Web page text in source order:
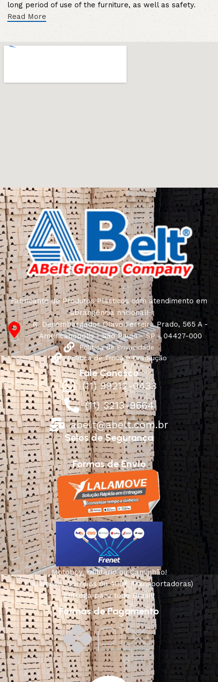
long period of use of the furniture, as well as safety.
Read More
Fabricante de Produtos Plásticos com atendimento em
abrangência nacional!
R. Desembargador Olavo Ferreira Prado, 565 A -
Americanópolis - São Paulo - SP - 04427-000
Política de Privacidade
Política de Troca e Devolução
Fale Conosco
(11) 99212-0433
(11) 3213-9664
abelt@abelt.com.br
Selos de Segurança
Formas de Envio
Motoboy, Utilitário ou Caminhão!
(Lalamove, Correios ou 400+ Transportadoras)
Entrega para todo Brasil!
Formas de Pagamento